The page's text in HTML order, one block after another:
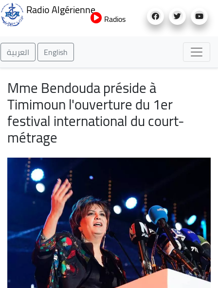
au
Radio Algérienne
Radios
العربية English
Mme Bendouda préside à
Timimoun l'ouverture du 1er
festival international du court-
métrage